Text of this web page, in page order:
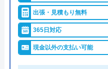
ービス「水道修理ルー
認定を受けている大手
関東・中部・近畿・中
展開しており、各エリ
出張・見積もり無料
365日対応
現金以外の支払い可能